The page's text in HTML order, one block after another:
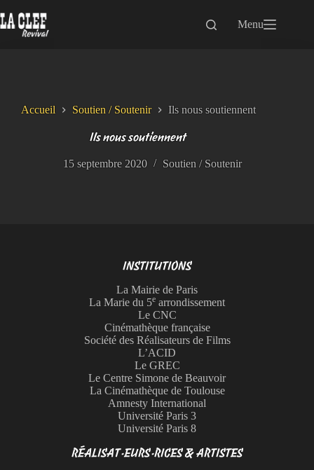
au
contenu
Menu
Accueil Soutien / Soutenir Ils nous soutiennent
Ils nous soutiennent
15 septembre 2020 Soutien / Soutenir
INSTITUTIONS
La Mairie de Paris
La Marie du 5e arrondissement
Le CNC
Cinémathèque française
Société des Réalisateurs de Films
L’ACID
Le GREC
Le Centre Simone de Beauvoir
La Cinémathèque de Toulouse
Amnesty International
Université Paris 3
Université Paris 8
RÉALISAT·EURS·RICES & ARTISTES